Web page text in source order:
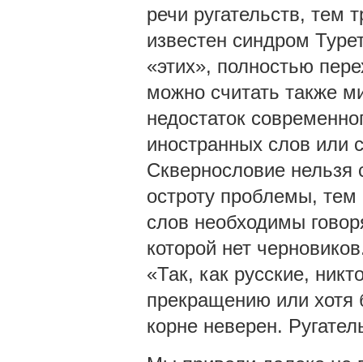
речи ругательств, тем
известен синдром
«этих», полностью
можно считать также
недостаток
иностранных слов или
Сквернословие
остроту проблемы,
слов необходимы
которой нет
«Так, как русские,
прекращению или хотя
корне неверен.